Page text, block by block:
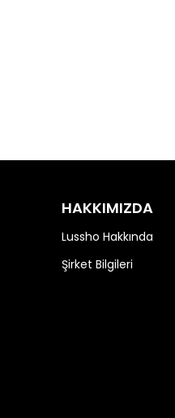
HAKKIMIZDA
Lussho Hakkında
Şirket Bilgileri